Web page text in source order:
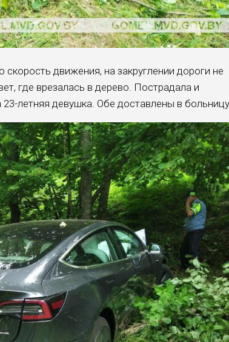
движения, на закруглении дороги не
где врезалась в дерево. Пострадала и
летняя девушка. Обе доставлены в